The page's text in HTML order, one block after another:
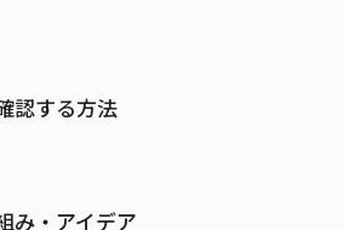
認する方法
み・アイデア